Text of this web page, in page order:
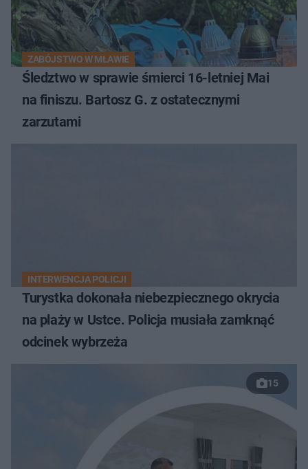
ZABÓJSTWO W MŁAWIE
Śledztwo w sprawie śmierci 16-letniej Mai
na finiszu. Bartosz G. z ostatecznymi
zarzutami
INTERWENCJA POLICJI
Turystka dokonała niebezpiecznego okrycia
na plaży w Ustce. Policja musiała zamknąć
odcinek wybrzeża
15